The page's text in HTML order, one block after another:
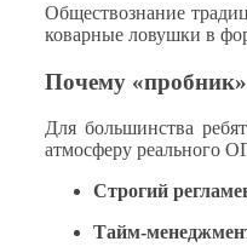
Обществознание
коварные ловушки в
Почему
Для большинства
атмосферу реального
Строгий
Тайм-